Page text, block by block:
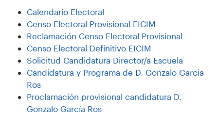
Calendario Electoral
Censo Electoral Provisional EICIM
Reclamación Censo Electoral Provisional
Censo Electoral Definitivo EICIM
Solicitud Candidatura Director/a Escuela
Candidatura y Programa de D. Gonzalo Garcia
Ros
Proclamación provisional candidatura D.
Gonzalo García Ros